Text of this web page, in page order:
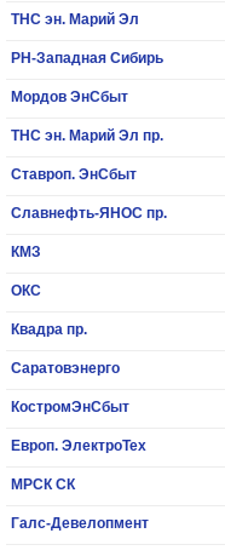
ТНС эн. Марий Эл
РН-Западная Сибирь
Мордов ЭнСбыт
ТНС эн. Марий Эл пр.
Ставроп. ЭнСбыт
Славнефть-ЯНОС пр.
КМЗ
ОКС
Квадра пр.
Саратовэнерго
КостромЭнСбыт
Европ. ЭлектроТех
МРСК СК
Галс-Девелопмент